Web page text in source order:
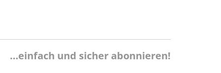
…einfach und sicher abonnieren!